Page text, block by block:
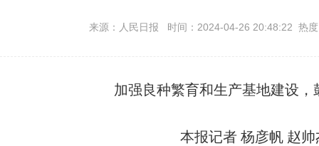
来源：人民日报 时间：2024-04-26 20:48:22 热
加强良种繁育和生产基地建设
本报记者 杨彦帆 赵